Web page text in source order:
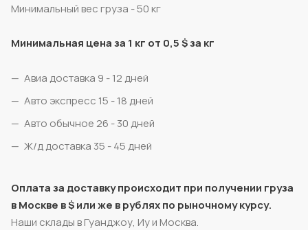
Минимальный вес груза - 50 кг
Минимальная цена за 1 кг от 0,5 $ за кг
Авиа доставка 9 - 12 дней
Авто экспресс 15 - 18 дней
Авто обычное 26 - 30 дней
Ж/д доставка 35 - 45 дней
Оплата за доставку происходит при получении груза
в Москве в $ или же в рублях по рыночному курсу.
Наши склады в Гуанджоу, Иу и Москва.